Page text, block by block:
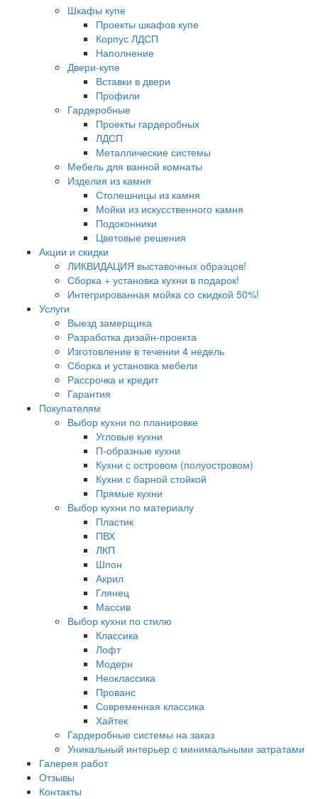
Шкафы купе
Проекты шкафов купе
Корпус ЛДСП
Наполнение
Двери-купе
Вставки в двери
Профили
Гардеробные
Проекты гардеробных
ЛДСП
Металлические системы
Мебель для ванной комнаты
Изделия из камня
Столешницы из камня
Мойки из искусственного камня
Подоконники
Цветовые решения
Акции и скидки
ЛИКВИДАЦИЯ выставочных образцов!
Сборка + установка кухни в подарок!
Интегрированная мойка со скидкой 50%!
Услуги
Выезд замерщика
Разработка дизайн-проекта
Изготовление в течении 4 недель
Сборка и установка мебели
Рассрочка и кредит
Гарантия
Покупателям
Выбор кухни по планировке
Угловые кухни
П-образные кухни
Кухни с островом (полуостровом)
Кухни с барной стойкой
Прямые кухни
Выбор кухни по материалу
Пластик
ПВХ
ЛКП
Шпон
Акрил
Глянец
Массив
Выбор кухни по стилю
Классика
Лофт
Модерн
Неоклассика
Прованс
Современная классика
Хайтек
Гардеробные системы на заказ
Уникальный интерьер с минимальными затратами
Галерея работ
Отзывы
Контакты